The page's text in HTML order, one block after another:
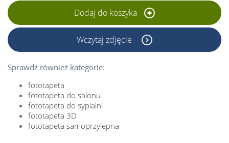
Dodaj do koszyka
Wczytaj zdjęcie
Sprawdź również kategorie:
fototapeta
fototapeta do salonu
fototapeta do sypialni
fototapeta 3D
fototapeta samoprzylepna